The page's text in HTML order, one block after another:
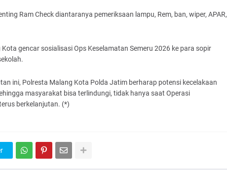
Ram Check diantaranya pemeriksaan lampu, Rem, ban, wiper, APAR,
gencar sosialisasi Ops Keselamatan Semeru 2026 ke para sopir
ini, Polresta Malang Kota Polda Jatim berharap potensi kecelakaan
masyarakat bisa terlindungi, tidak hanya saat Operasi
berkelanjutan. (*)